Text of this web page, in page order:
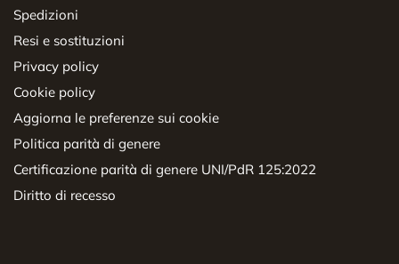
Spedizioni
Resi e sostituzioni
Privacy policy
Cookie policy
Aggiorna le preferenze sui cookie
Politica parità di genere
Certificazione parità di genere UNI/PdR 125:2022
Diritto di recesso